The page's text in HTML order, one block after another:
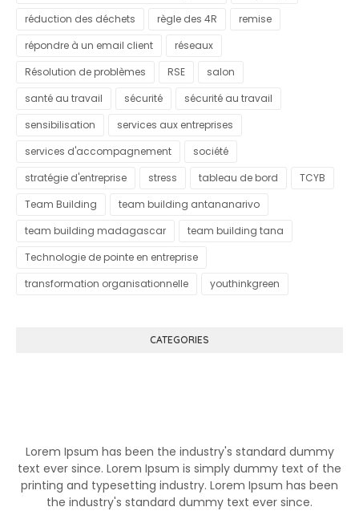
réduction des déchets
règle des 4R
remise
répondre à un email client
réseaux
Résolution de problèmes
RSE
salon
santé au travail
sécurité
sécurité au travail
sensibilisation
services aux entreprises
services d'accompagnement
société
stratégie d'entreprise
stress tableau de bord
TCYB
Team Building
team building antananarivo
team building madagascar
team building tana
Technologie de pointe en entreprise
transformation organisationnelle
youthinkgreen
CATEGORIES
Lorem Ipsum has been the industry's standard dummy
text ever since. Lorem Ipsum is simply dummy text of the
printing and typesetting industry. Lorem Ipsum has been
the industry's standard dummy text ever since.